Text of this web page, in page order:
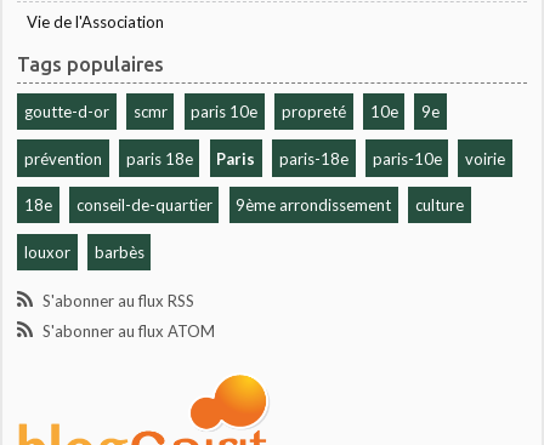
Vie de l'Association
Tags populaires
goutte-d-or scmr paris 10e propreté 10e 9e
prévention paris 18e Paris paris-18e paris-10e voirie
18e conseil-de-quartier 9ème arrondissement culture
louxor barbès
S'abonner au flux RSS
S'abonner au flux ATOM